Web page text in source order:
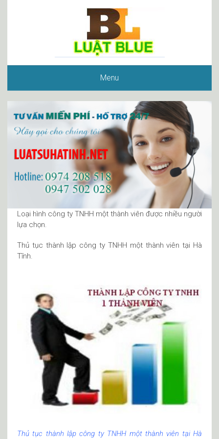
Menu
Loại hình công ty TNHH một thành viên được nhiều người
lựa chọn.
Thủ tục thành lập công ty TNHH một thành viên tại Hà
Tĩnh.
Thủ tục thành lập công ty TNHH một thành viên tại Hà